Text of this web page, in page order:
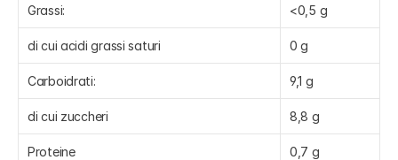
Grassi: <0,5 g
di cui acidi grassi saturi 0 g
Carboidrati: 9,1 g
di cui zuccheri 8,8 g
Proteine 0,7 g